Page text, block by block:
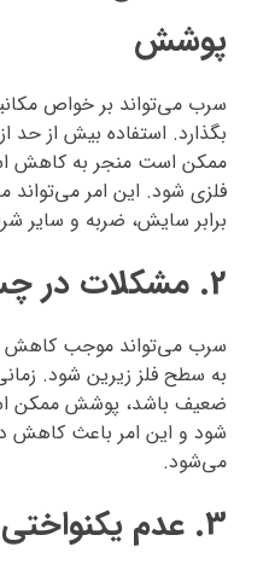
پوشش
سرب می‌تواند بر خواص
بگذارد. استفاده بیش از حد
ممکن است منجر به کاهش
فلزی شود. این امر می‌تواند
برابر سایش، ضربه و سایر
2. مشکلات در
سرب می‌تواند موجب
به سطح فلز زیرین شود.
ضعیف باشد، پوشش ممکن
شود و این امر باعث کاهش
می‌شود.
3. عدم